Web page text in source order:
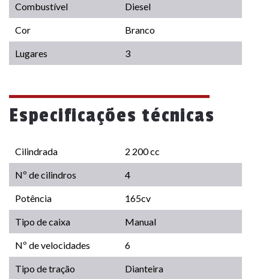
Combustível Diesel
Cor Branco
Lugares 3
Especificações técnicas
Cilindrada 2 200 cc
Nº de cilindros 4
Potência 165cv
Tipo de caixa Manual
Nº de velocidades 6
Tipo de tração Dianteira